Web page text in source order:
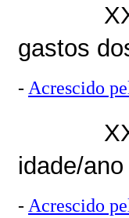
gastos
- Acrescido
idade/
- Acrescido